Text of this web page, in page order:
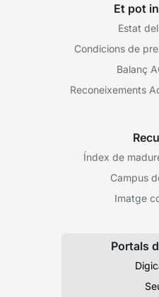
Et pot
Estat
Condicions de
Balanç
Reconeixements
Índex de
Campus
Imatge
Portals